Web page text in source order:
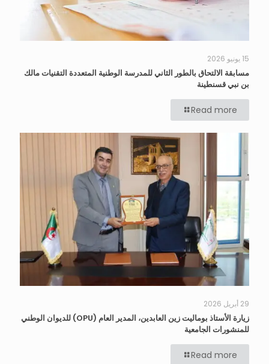
15 يونيو 2026
مسابقة الالتحاق بالطور الثاني للمدرسة الوطنية المتعددة التقنيات مالك
بن نبي قسنطينة
Read more
29 أبريل 2026
زيارة الأستاذ بوماليت زين العابدين، المدير العام (OPU) للديوان الوطني
للمنشورات الجامعية
Read more